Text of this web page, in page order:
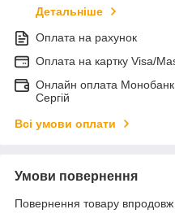
Детальніше
Оплата на рахунок
Оплата на картку Visa/
Онлайн оплата
Сергій
Всі умови оплати
Умови повернення
Повернення товару